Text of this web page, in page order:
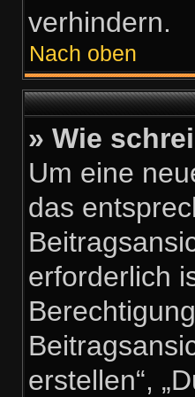
verhindern.
Nach oben
» Wie
Um eine
das
erforderlich
erstellen“,